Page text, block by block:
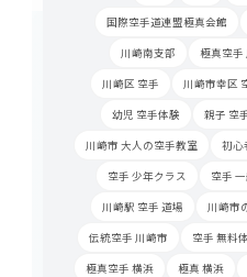
国際空手道連盟極真会館
川崎南支部
極真空手
川崎区 空手
川崎市幸区
幼児 空手体験
親子 空
川崎市 大人の空手教室
初心
空手 少年クラス
空手
川崎駅 空手 道場
川崎市
伝統空手 川崎市
空手 無料
極真空手 横浜
極真 横浜